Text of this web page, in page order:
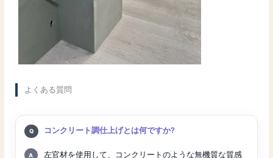
よくある質問
質問:
コンクリート調仕上げとは何ですか?
回答:
左官材を使用して、コンクリートのような無機質な質感